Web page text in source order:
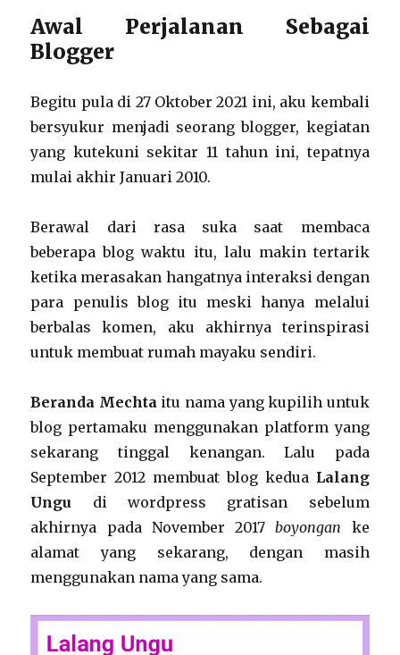
Awal Perjalanan Sebagai
Blogger
Begitu pula di 27 Oktober 2021 ini, aku kembali
bersyukur menjadi seorang blogger, kegiatan
yang kutekuni sekitar 11 tahun ini, tepatnya
mulai akhir Januari 2010.
Berawal dari rasa suka saat membaca
beberapa blog waktu itu, lalu makin tertarik
ketika merasakan hangatnya interaksi dengan
para penulis blog itu meski hanya melalui
berbalas komen, aku akhirnya terinspirasi
untuk membuat rumah mayaku sendiri.
Beranda Mechtaitu nama yang kupilih untuk
blog pertamaku menggunakan platform yang
sekarang tinggal kenangan. Lalu pada
September 2012 membuat blog kedua Lalang
Ungu di wordpress gratisan sebelum
akhirnya pada November 2017boyongan ke
alamat yang sekarang, dengan masih
menggunakan nama yang sama.